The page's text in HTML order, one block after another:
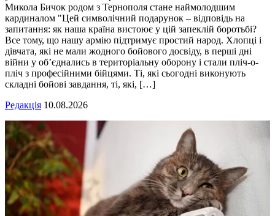
Микола Бичок родом з Тернополя стане наймолодшим
кардиналом "Цей символічний подарунок – відповідь на
запитання: як наша країна вистоює у цій запеклій боротьбі?
Все тому, що нашу армію підтримує простий народ. Хлопці і
дівчата, які не мали жодного бойового досвіду, в перші дні
війни у об’єднались в територіальну оборону і стали пліч-о-
пліч з професійними бійцями. Ті, які сьогодні виконують
складні бойові завдання, ті, які, […]
Редакція 10.08.2026